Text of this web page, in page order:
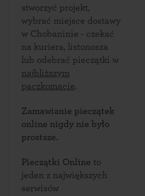
stworzyć projekt,
wybrać miejsce dostawy
w Chobaninie - czekać
na kuriera, listonosza
lub odebrać pieczątki w
najbliższym
paczkomacie.
Zamawianie pieczątek
online nigdy nie było
prostsze.
Pieczątki Online to
jeden z największych
serwisów